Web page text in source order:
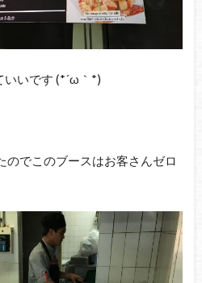
いいです (*´ω｀*)
のでこのブースはお客さんゼロ